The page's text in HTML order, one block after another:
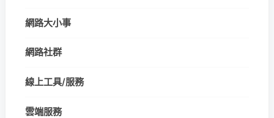
網路大小事
網路社群
線上工具/服務
雲端服務